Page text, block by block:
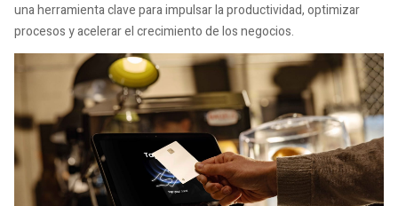
una herramienta clave para impulsar la productividad, optimizar
procesos y acelerar el crecimiento de los negocios.